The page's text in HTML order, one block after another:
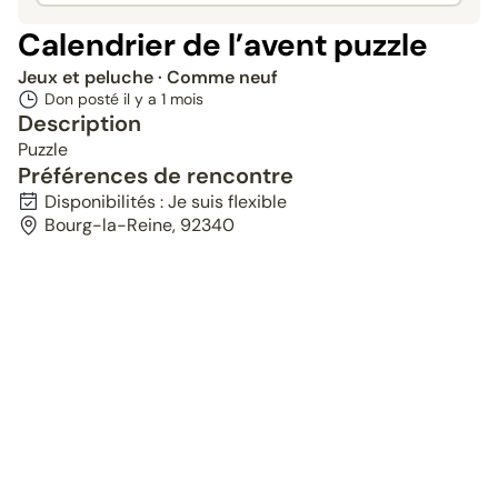
Calendrier de l’avent puzzle
Jeux et peluche· Comme neuf
Don posté il y a 1 mois
Description
Puzzle
Préférences de rencontre
Disponibilités : Je suis flexible
Bourg-la-Reine, 92340